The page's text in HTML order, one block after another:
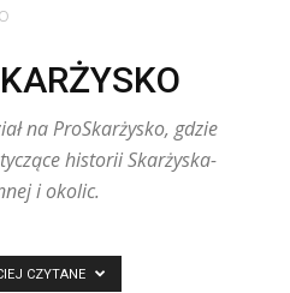
na ProSkarżysko, gdzie
historii Skarżyska-
i okolic.
CZYTANE